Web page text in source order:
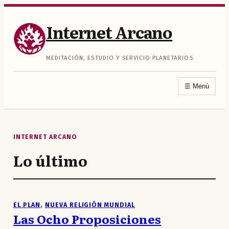
Saltar
contenido Internet Arcano
MEDITACIÓN, ESTUDIO Y SERVICIO PLANETARIOS
☰ Menú
INTERNET ARCANO
Lo último
EL PLAN , NUEVA RELIGIÓN MUNDIAL
Las Ocho Proposiciones